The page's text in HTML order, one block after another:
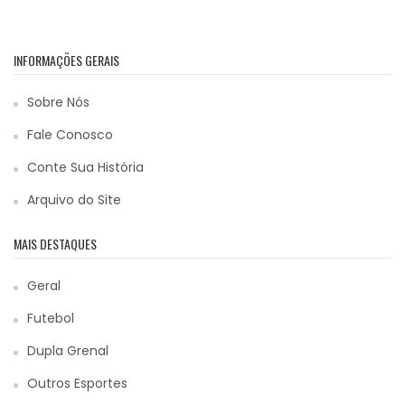
INFORMAÇÕES GERAIS
Sobre Nós
Fale Conosco
Conte Sua História
Arquivo do Site
MAIS DESTAQUES
Geral
Futebol
Dupla Grenal
Outros Esportes